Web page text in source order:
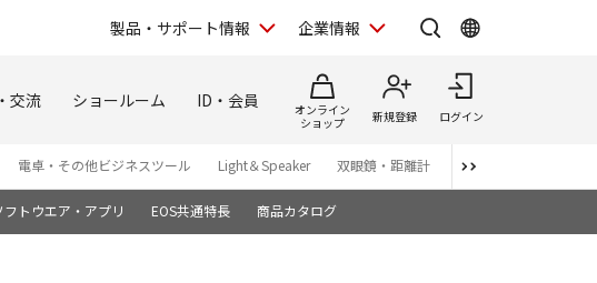
製品・サポート情報 企業情報
交流 ショールーム ID・会員
オンライン
ショップ
新規登録 ログイン
電卓・その他ビジネスツール Light＆Speaker 双眼鏡・距離計 写真集
フトウエア・アプリ EOS共通特長 商品カタログ